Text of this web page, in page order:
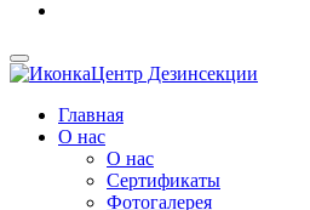
Центр Дезинсекции
Главная
О нас
О нас
Сертификаты
Фотогалерея